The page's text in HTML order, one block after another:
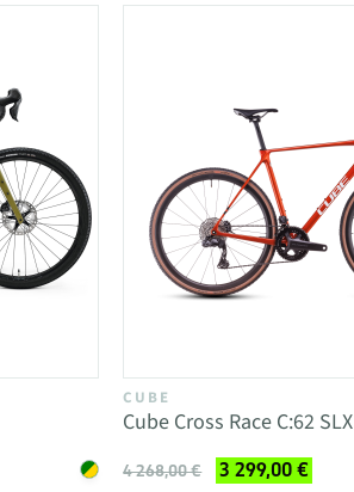
CUBE
Cube Cross Race C:62 SLX
4 268,00 € 3 299,00 €